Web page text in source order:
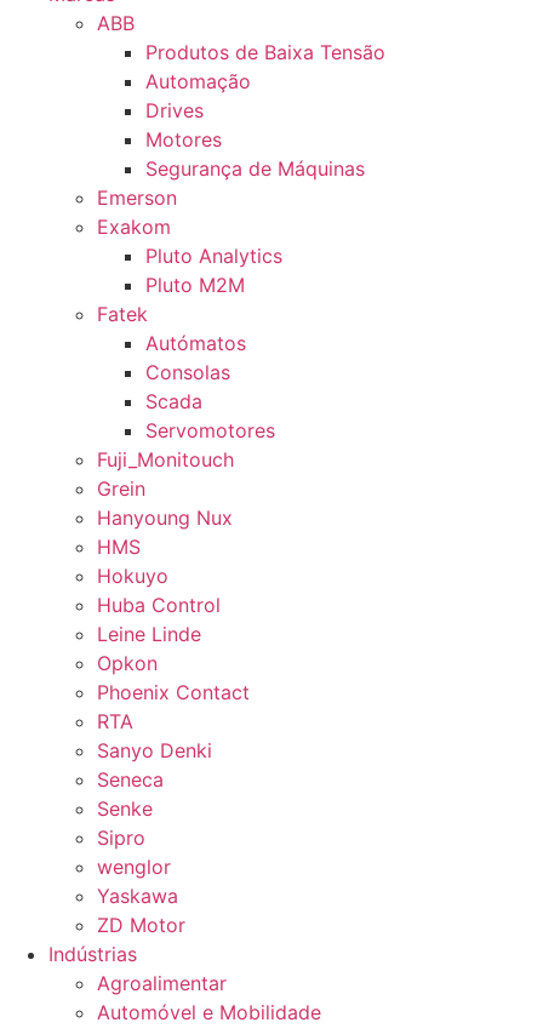
ABB
Produtos de Baixa Tensão
Automação
Drives
Motores
Segurança de Máquinas
Emerson
Exakom
Pluto Analytics
Pluto M2M
Fatek
Autómatos
Consolas
Scada
Servomotores
Fuji_Monitouch
Grein
Hanyoung Nux
HMS
Hokuyo
Huba Control
Leine Linde
Opkon
Phoenix Contact
RTA
Sanyo Denki
Seneca
Senke
Sipro
wenglor
Yaskawa
ZD Motor
Indústrias
Agroalimentar
Automóvel e Mobilidade